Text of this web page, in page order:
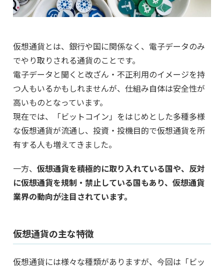
仮想通貨とは、銀行や国に関係なく、電子データのみ
でやり取りされる通貨のことです。
電子データと聞くと改ざん・不正利用のイメージを持
つ人もいるかもしれませんが、仕組み自体は安全性が
高いものとなっています。
現在では、「ビットコイン」をはじめとした多種多様
な仮想通貨が流通し、投資・投機目的で仮想通貨を所
有する人も増えてきました。
一方、 仮想通貨を積極的に取り入れている国や、反対
に仮想通貨を規制・禁止している国もあり、仮想通貨
業界の動向が注目されています。
仮想通貨の主な特徴
仮想通貨には様々な種類がありますが、今回は「ビッ